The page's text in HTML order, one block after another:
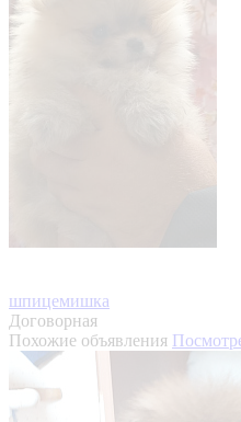
шпицемишка
Договорная
Похожие объявления